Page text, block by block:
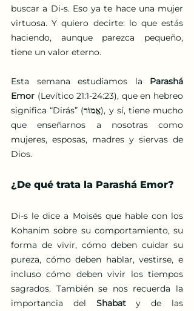
buscar a Di-s. Eso ya te hace una mujer
virtuosa. Y quiero decirte: lo que estás
haciendo, aunque parezca pequeño,
tiene un valor eterno.
Esta semana estudiamos la Parashá
Emor (Levítico 21:1-24:23), que en hebreo
significa “Dirás” (אֱמוֹר), y sí, tiene mucho
que enseñarnos a nosotras como
mujeres, esposas, madres y siervas de
Dios.
¿De qué trata la Parashá Emor?
Di-s le dice a Moisés que hable con los
Kohanim sobre su comportamiento, su
forma de vivir, cómo deben cuidar su
pureza, cómo deben hablar, vestirse, e
incluso cómo deben vivir los tiempos
sagrados. También se nos recuerda la
importancia del Shabat